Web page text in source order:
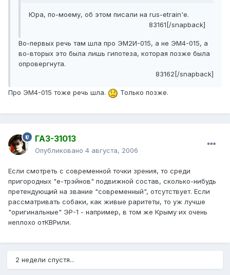
Юра, по-моему, об этом писали на rus-etrain'e.
83161[/snapback]
Во-первых речь там шла про ЭМ2И-015, а не ЭМ4-015, а
во-вторых это была лишь гипотеза, которая позже была
опровергнута.
83162[/snapback]
Про ЭМ4-015 тоже речь шла. Только позже.
ГАЗ-31013
Опубликовано 4 августа, 2006
Если смотреть с современной точки зрения, то среди
пригородных "е-трэйнов" подвижной состав, сколько-нибудь
претендующий на звание "современный", отсутствует. Если
рассматривать собаки, как живые раритеты, то уж лучше
"оригинальные" ЭР-1 - например, в том же Крыму их очень
неплохо отКВРили.
2 недели спустя...